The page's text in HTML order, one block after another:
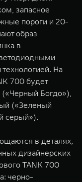
запасное
пороги и 20-
образ
в
На
700 будет
(«Черный Богдо»),
(«Зеленый
серый»).
в деталях,
дизайнерских
TANK 700
черно-